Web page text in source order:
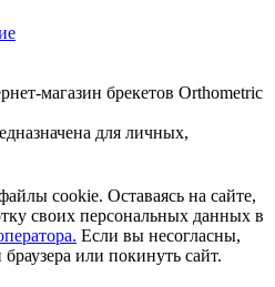
магазин брекетов Orthometric
для личных,
cookie. Оставаясь на сайте,
своих персональных данных в
Если вы несогласны,
или покинуть сайт.